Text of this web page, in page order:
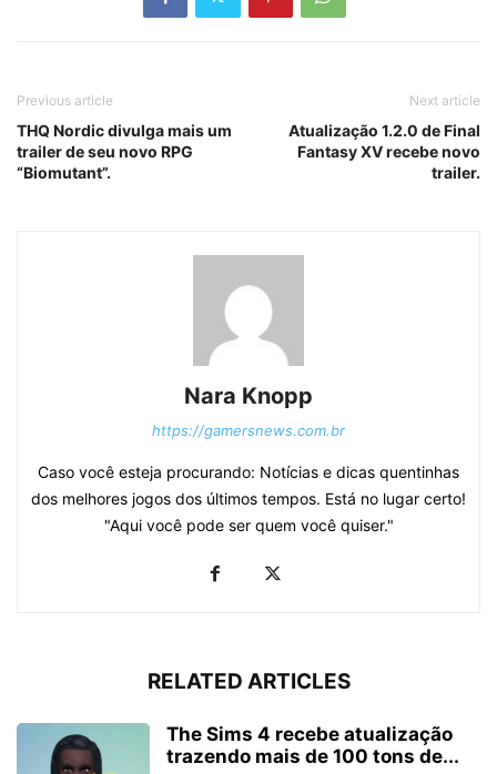
Previous article
THQ Nordic divulga mais um
trailer de seu novo RPG
“Biomutant”.
Next article
Atualização 1.2.0 de Final
Fantasy XV recebe novo
trailer.
Nara Knopp
https://gamersnews.com.br
Caso você esteja procurando: Notícias e dicas quentinhas
dos melhores jogos dos últimos tempos. Está no lugar certo!
"Aqui você pode ser quem você quiser."
RELATED ARTICLES
The Sims 4 recebe atualização
trazendo mais de 100 tons de...